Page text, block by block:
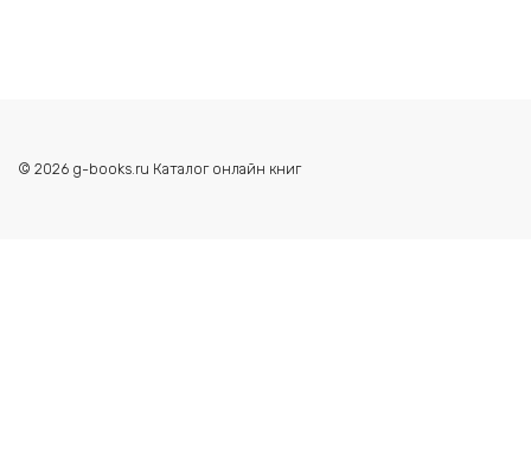
© 2026 g-books.ru Каталог онлайн книг